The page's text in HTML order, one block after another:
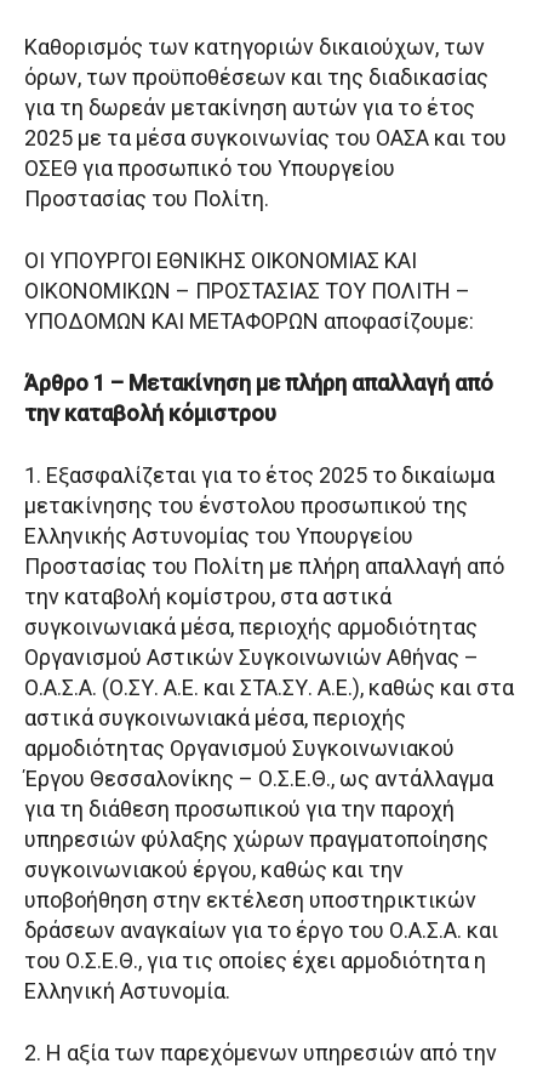
Καθορισμός των κατηγοριών δικαιούχων, των
όρων, των προϋποθέσεων και της διαδικασίας
για τη δωρεάν μετακίνηση αυτών για το έτος
2025 με τα μέσα συγκοινωνίας του ΟΑΣΑ και του
ΟΣΕΘ για προσωπικό του Υπουργείου
Προστασίας του Πολίτη.
ΟΙ ΥΠΟΥΡΓΟΙ ΕΘΝΙΚΗΣ ΟΙΚΟΝΟΜΙΑΣ ΚΑΙ
ΟΙΚΟΝΟΜΙΚΩΝ – ΠΡΟΣΤΑΣΙΑΣ ΤΟΥ ΠΟΛΙΤΗ –
ΥΠΟΔΟΜΩΝ ΚΑΙ ΜΕΤΑΦΟΡΩΝ αποφασίζουμε:
Άρθρο 1 – Μετακίνηση με πλήρη απαλλαγή από
την καταβολή κόμιστρου
1. Εξασφαλίζεται για το έτος 2025 το δικαίωμα
μετακίνησης του ένστολου προσωπικού της
Ελληνικής Αστυνομίας του Υπουργείου
Προστασίας του Πολίτη με πλήρη απαλλαγή από
την καταβολή κομίστρου, στα αστικά
συγκοινωνιακά μέσα, περιοχής αρμοδιότητας
Οργανισμού Αστικών Συγκοινωνιών Αθήνας –
Ο.Α.Σ.Α. (Ο.ΣΥ. Α.Ε. και ΣΤΑ.ΣΥ. Α.Ε.), καθώς και στα
αστικά συγκοινωνιακά μέσα, περιοχής
αρμοδιότητας Οργανισμού Συγκοινωνιακού
Έργου Θεσσαλονίκης – Ο.Σ.Ε.Θ., ως αντάλλαγμα
για τη διάθεση προσωπικού για την παροχή
υπηρεσιών φύλαξης χώρων πραγματοποίησης
συγκοινωνιακού έργου, καθώς και την
υποβοήθηση στην εκτέλεση υποστηρικτικών
δράσεων αναγκαίων για το έργο του Ο.Α.Σ.Α. και
του Ο.Σ.Ε.Θ., για τις οποίες έχει αρμοδιότητα η
Ελληνική Αστυνομία.
2. Η αξία των παρεχόμενων υπηρεσιών από την